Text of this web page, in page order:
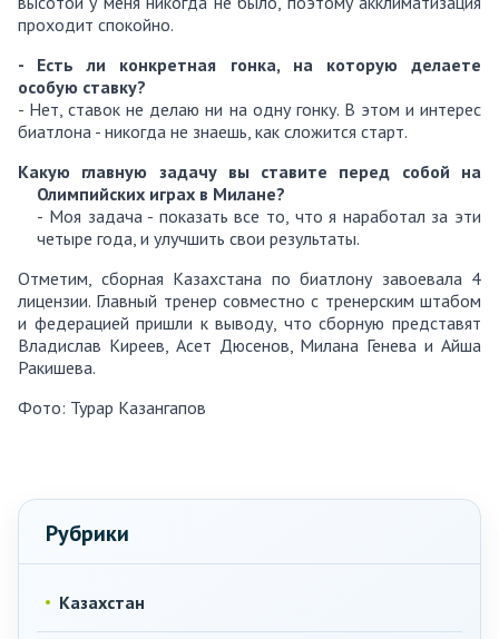
проходит спокойно.
- Есть ли конкретная гонка, на которую делаете
особую ставку?
- Нет, ставок не делаю ни на одну гонку. В этом и интерес
биатлона - никогда не знаешь, как сложится старт.
Какую главную задачу вы ставите перед собой на
Олимпийских играх в Милане?
- Моя задача - показать все то, что я наработал за эти
четыре года, и улучшить свои результаты.
Отметим, сборная Казахстана по биатлону завоевала 4
лицензии. Главный тренер совместно с тренерским штабом
и федерацией пришли к выводу, что сборную представят
Владислав Киреев, Асет Дюсенов, Милана Генева и Айша
Ракишева.
Фото: Турар Казангапов
Рубрики
Казахстан